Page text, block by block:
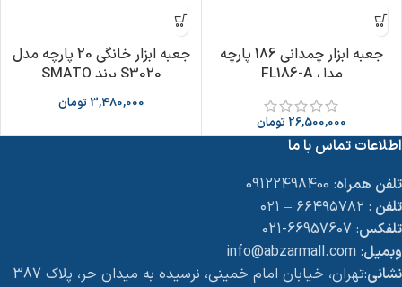
جعبه ابزار چمدانی 186 پارچه
مدل FL186-A
26,500,000 تومان
جعبه ابزار خانگی 20 پارچه مدل
S3020 برند SMATO
3,480,000 تومان
اطلاعات تماس با ما
تلفن همراه: 09122498400
تلفن : ۶۶۴۹۵۷۸۲ – ۰۲۱
تلفکس: 66957607-021
وبمیل: info@abzarmall.com
نشانی:تهران، خیابان امام خمینی، نرسیده به میدان حر، پلاک 387